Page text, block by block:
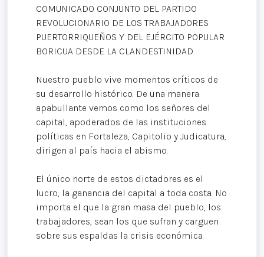
COMUNICADO CONJUNTO DEL PARTIDO
REVOLUCIONARIO DE LOS TRABAJADORES
PUERTORRIQUEÑOS Y DEL EJÉRCITO POPULAR
BORICUA DESDE LA CLANDESTINIDAD
Nuestro pueblo vive momentos críticos de
su desarrollo histórico. De una manera
apabullante vemos como los señores del
capital, apoderados de las instituciones
políticas en Fortaleza, Capitolio y Judicatura,
dirigen al país hacia el abismo.
El único norte de estos dictadores es el
lucro, la ganancia del capital a toda costa. No
importa el que la gran masa del pueblo, los
trabajadores, sean los que sufran y carguen
sobre sus espaldas la crisis económica.